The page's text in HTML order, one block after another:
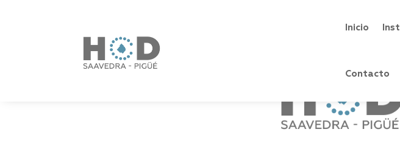
Inicio
Contacto